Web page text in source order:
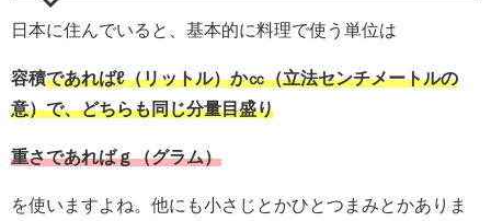
日本に住んでいると、基本的に料理で使う単位は
容積であればℓ（リットル）か㏄（立法センチメートルの
意）で、どちらも同じ分量目盛り
重さであればｇ（グラム）
を使いますよね。他にも小さじとかひとつまみとかありま